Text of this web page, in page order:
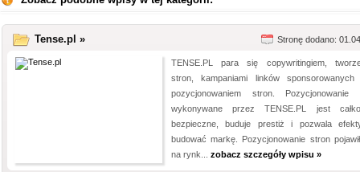
Tense.pl » Stronę dodano:
TENSE.PL para się copywritingiem,
stron, kampaniami linków sponsorowanych
pozycjonowaniem stron. Pozycjonowanie
wykonywane przez TENSE.PL jest
bezpieczne, buduje prestiż i pozwala
budować markę. Pozycjonowanie stron
na rynk... zobacz szczegóły wpisu »